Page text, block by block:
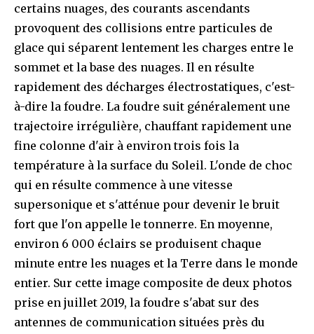
certains nuages, des courants ascendants
provoquent des collisions entre particules de
glace qui séparent lentement les charges entre le
sommet et la base des nuages. Il en résulte
rapidement des décharges électrostatiques, c'est-
à-dire la foudre. La foudre suit généralement une
trajectoire irrégulière, chauffant rapidement une
fine colonne d'air à environ trois fois la
température à la surface du Soleil. L'onde de choc
qui en résulte commence à une vitesse
supersonique et s'atténue pour devenir le bruit
fort que l'on appelle le tonnerre. En moyenne,
environ 6 000 éclairs se produisent chaque
minute entre les nuages et la Terre dans le monde
entier. Sur cette image composite de deux photos
prise en juillet 2019, la foudre s'abat sur des
antennes de communication situées près du